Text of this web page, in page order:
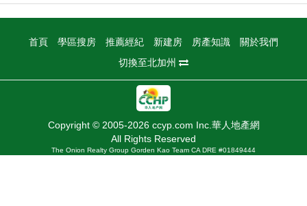
首頁 學區搜房 推薦經紀 新建房 房產知識
關於我們
切換至北加州
Copyright © 2005-2026 ccyp.com Inc.華人地產網
All Rights Reserved
The Onion Realty Group Gorden Kao Team CA DRE #01849444